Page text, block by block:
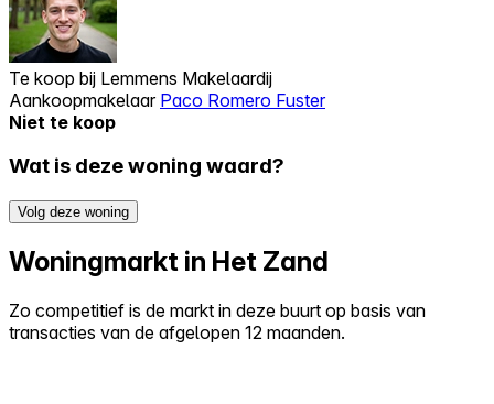
Te koop bij Lemmens Makelaardij
Aankoopmakelaar Paco Romero Fuster
Niet te koop
Wat is deze woning waard?
Volg deze woning
Woningmarkt in Het Zand
Zo competitief is de markt in deze buurt op basis van
transacties van de afgelopen 12 maanden.